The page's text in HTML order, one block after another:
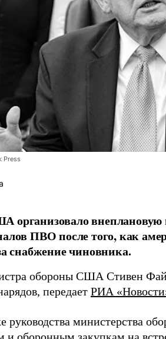
Press
внеплановую
ПВО после того, как
снабжение чиновника.
обороны США Стивен
передает РИА
руководства министерства